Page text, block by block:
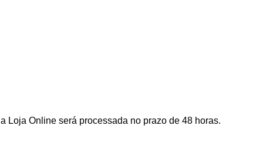
Loja Online será processada no prazo de 48 horas.